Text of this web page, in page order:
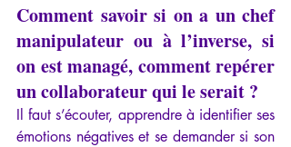
Comment savoir si on a un chef
manipulateur ou à l’inverse, si
on est managé, comment repérer
un collaborateur qui le serait ?
Il faut s’écouter, apprendre à identifier ses
émotions négatives et se demander si son